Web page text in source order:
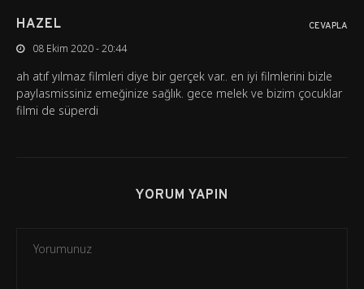
HAZEL
08 Ekim 2020 - 20:44
ah atıf yılmaz filmleri diye bir gerçek var.. en iyi filmlerini bizle
paylasmissiniz emeğinize sağlık. gece melek ve bizim çocuklar
filmi de süperdi
CEVAPLA
YORUM YAPIN